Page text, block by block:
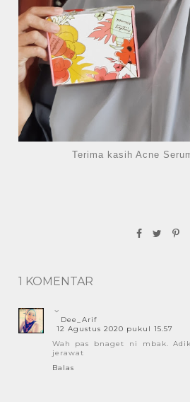
Terima kasih Acne
1 KOMENTAR
Dee_Arif
12 Agustus 2020 pukul 15.57
Wah pas bnaget ni mbak.
jerawat
Balas